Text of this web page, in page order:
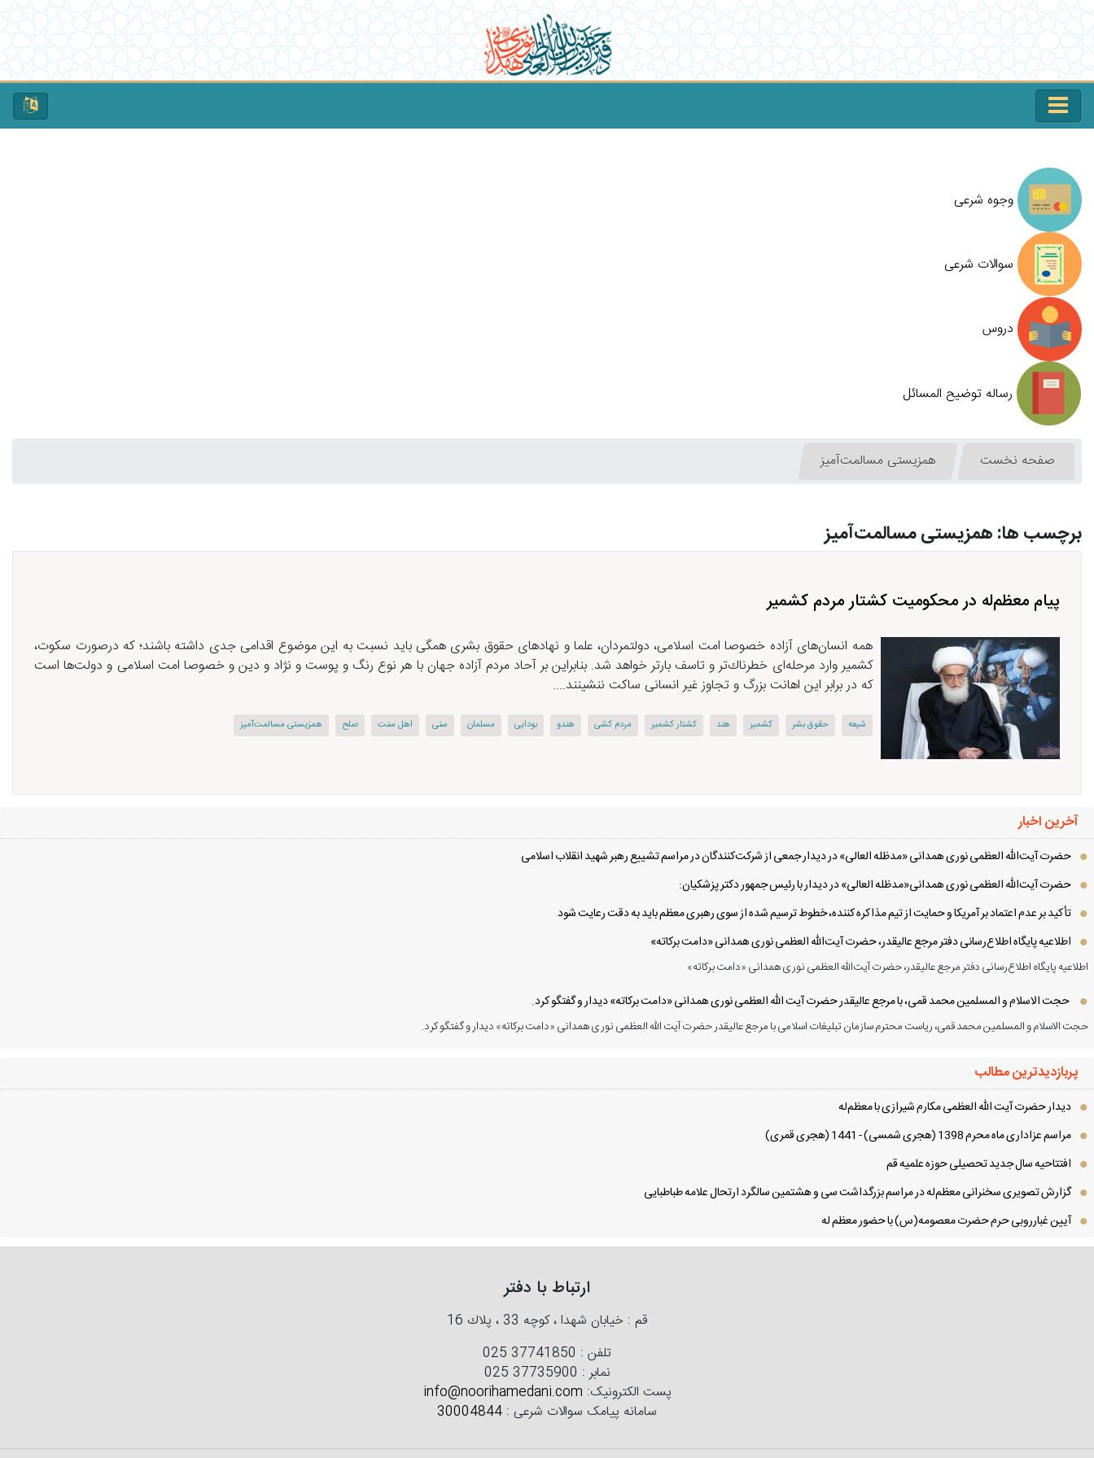
وجوه شرعی
سوالات شرعی
دروس
رساله توضیح المسائل
صفحه نخست همزیستی مسالمت‌آمیز
برچسب ها: همزیستی مسالمت‌آمیز
پیام معظم‌له در محكومیت كشتار مردم كشمیر
همه انسان‌های آزاده خصوصا امت اسلامی، دولتمردان، علما و نهاد‌های حقوق بشری همگی باید نسبت به این موضوع اقدامی جدی داشته باشند؛ كه درصورت سكوت،
كشمیر وارد مرحله‌ای خطرناك‌تر و تاسف بارتر خواهد شد. بنابراین بر آحاد مردم آزاده جهان با هر نوع رنگ و پوست و نژاد و دین و خصوصا امت اسلامی و دولت‌ها است
که در برابر این اهانت بزرگ و تجاوز غیر انسانی ساکت ننشینند....
شیعه حقوق بشر كشمیر هند كشتار كشمیر مردم كشی هندو بودایی مسلمان سنی اهل سنت صلح همزیستی مسالمت‌آمیز
آخرین اخبار
حضرت آیت‌الله العظمی نوری همدانی «مدظله العالی» در دیدار جمعی از شرکت‌کنندگان در مراسم تشییع رهبر شهید انقلاب اسلامی
حضرت آیت‌الله العظمی نوری همدانی«مدظله العالی» در دیدار با رئیس جمهور دکتر پزشکیان:
تأکید بر عدم اعتماد بر آمریکا و حمایت از تیم مذاکره کننده، خطوط ترسیم شده از سوی رهبری معظم باید به دقت رعایت شود
اطلاعیه پایگاه اطلاع‌رسانی دفتر مرجع عالیقدر، حضرت آیت‌الله العظمی نوری همدانی «دامت برکاته»
اطلاعیه پایگاه اطلاع‌رسانی دفتر مرجع عالیقدر، حضرت آیت‌الله العظمی نوری همدانی «دامت برکاته»
حجت الاسلام و المسلمین محمد قمی، با مرجع عالیقدر حضرت آیت الله العظمی نوری همدانی «دامت برکاته» دیدار و گفتگو کرد.
حجت الاسلام و المسلمین محمد قمی، ریاست محترم سازمان تبلیغات اسلامی با مرجع عالیقدر حضرت آیت الله العظمی نوری همدانی «دامت برکاته» دیدار و گفتگو کرد.
پربازدیدترین مطالب
دیدار حضرت آیت الله العظمی مكارم شیرازی با معظم‌له
مراسم عزاداری ماه محرم 1398 (هجری شمسی) - 1441 (هجری قمری)
افتتاحیه سال جدید تحصیلی حوزه علمیه قم
گزارش تصویری سخنرانی معظم‌له در مراسم بزرگداشت سی و هشتمین سالگرد ارتحال علامه طباطبایی
آیین غبارروبی حرم حضرت معصومه(س) با حضور معظم له
ارتباط با دفتر
قم : خیابان شهدا ، كوچه 33 ، پلاك 16
تلفن : 025 37741850
نمابر : 025 37735900
پست الکترونیک: info@noorihamedani.com
سامانه پیامک سوالات شرعی : 30004844